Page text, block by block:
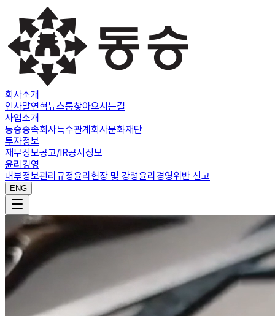
회사소개
인사말연혁뉴스룸찾아오시는길
사업소개
동승종속회사특수관계회사문화재단
투자정보
재무정보공고/IR공시정보
윤리경영
내부정보관리규정윤리헌장 및 강령윤리경영위반 신고
ENG